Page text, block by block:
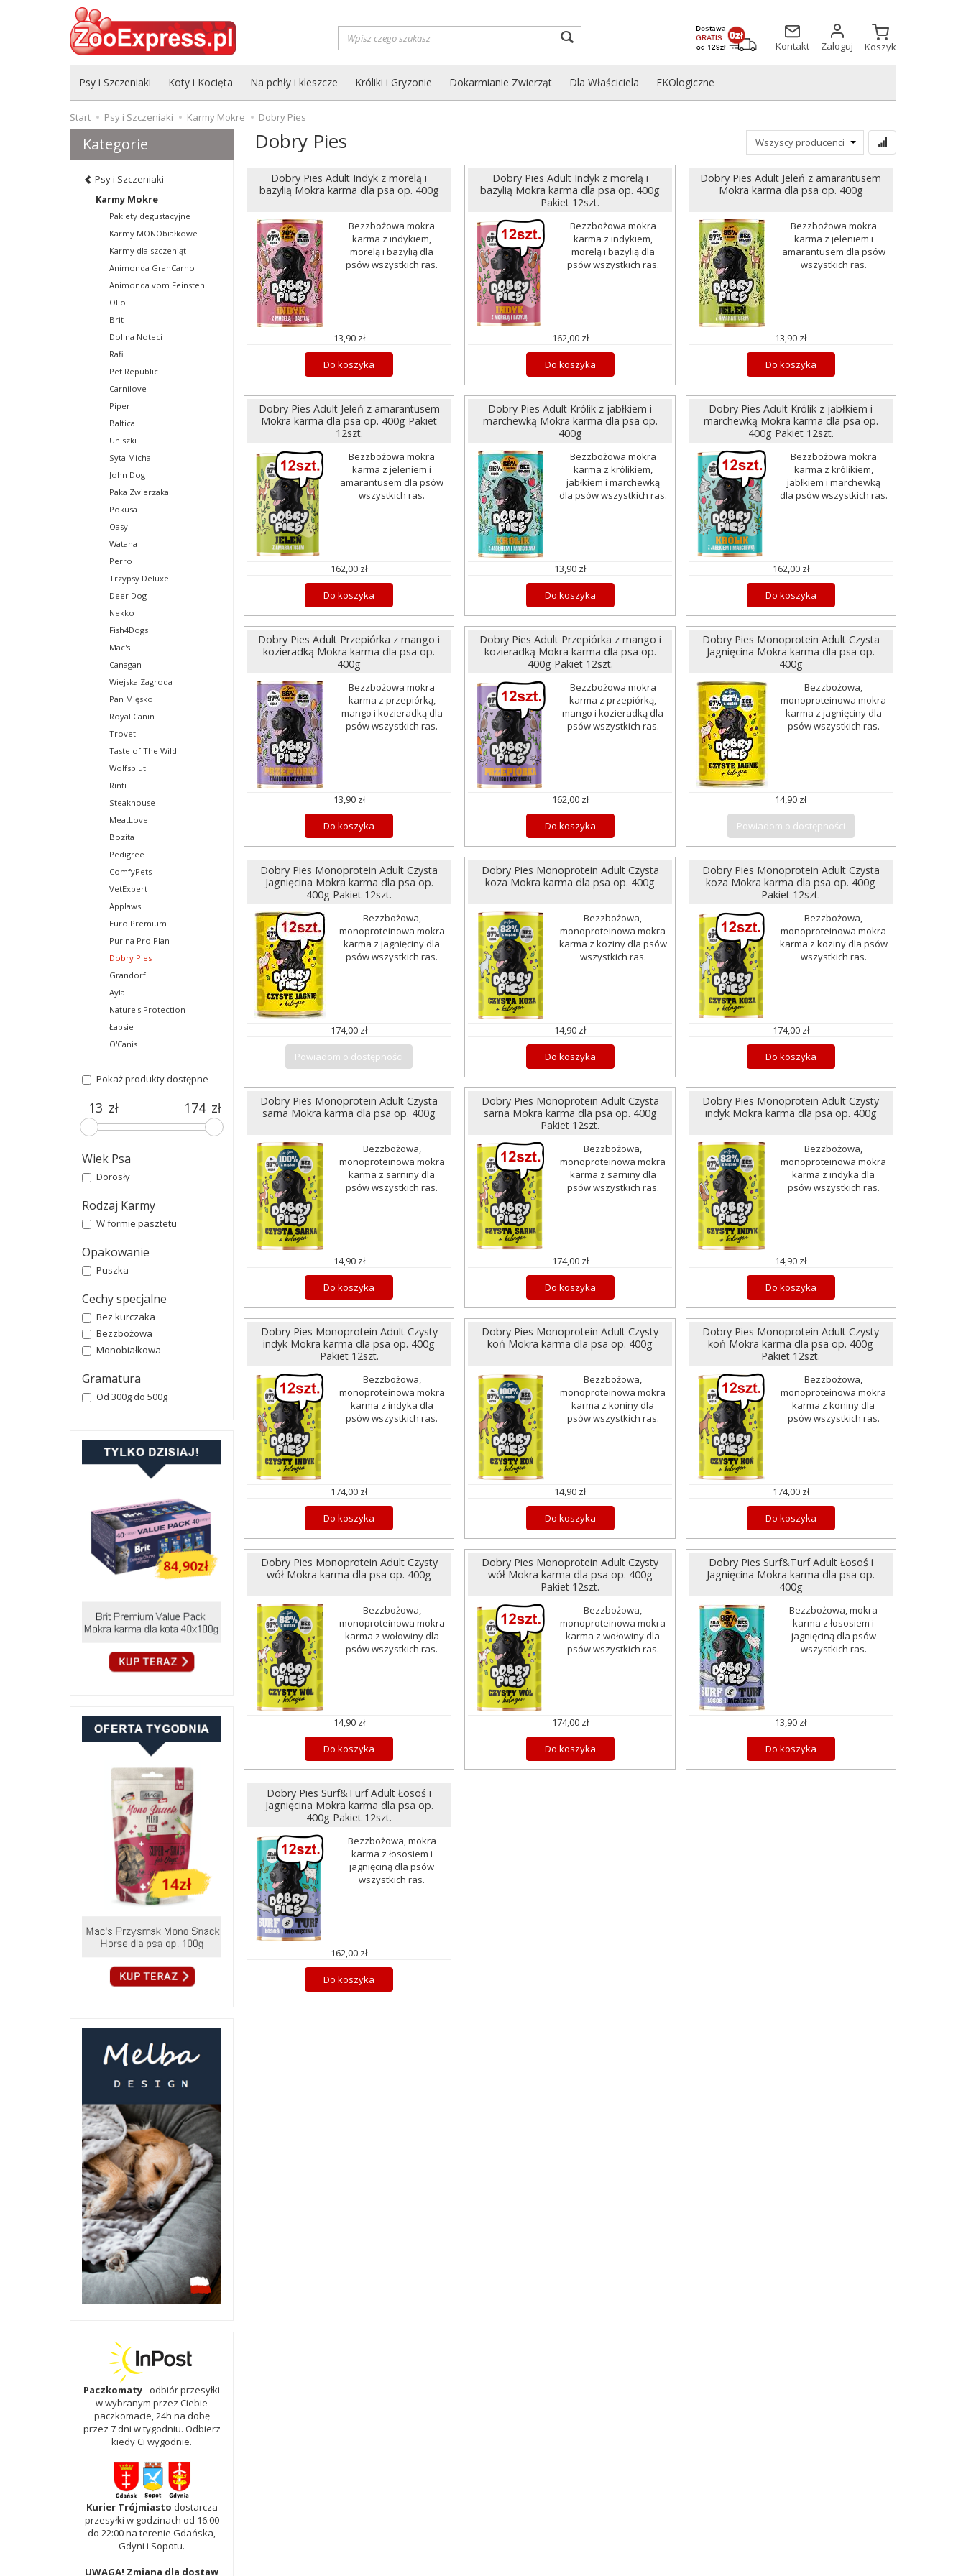
Kontakt
Zaloguj Koszyk
Psy i Szczeniaki Koty i Kocięta Na pchły i kleszcze Króliki i Gryzonie Dokarmianie Zwierząt Dla Właściciela EKOlogiczne
Start Psy i Szczeniaki Karmy Mokre Dobry Pies
Dobry Pies
Dobry Pies Adult Indyk z morelą i
bazylią Mokra karma dla psa op. 400g
Bezzbożowa mokra
karma z indykiem,
morelą i bazylią dla
psów wszystkich ras.
13,90 zł
Do koszyka
Dobry Pies Adult Indyk z morelą i
bazylią Mokra karma dla psa op. 400g
Pakiet 12szt.
Bezzbożowa mokra
karma z indykiem,
morelą i bazylią dla
psów wszystkich ras.
162,00 zł
Do koszyka
Dobry Pies Adult Jeleń z amarantusem
Mokra karma dla psa op. 400g
Bezzbożowa mokra
karma z jeleniem i
amarantusem dla psów
wszystkich ras.
13,90 zł
Do koszyka
Dobry Pies Adult Jeleń z amarantusem
Mokra karma dla psa op. 400g Pakiet
12szt.
Bezzbożowa mokra
karma z jeleniem i
amarantusem dla psów
wszystkich ras.
162,00 zł
Do koszyka
Dobry Pies Adult Królik z jabłkiem i
marchewką Mokra karma dla psa op.
400g
Bezzbożowa mokra
karma z królikiem,
jabłkiem i marchewką
dla psów wszystkich ras.
13,90 zł
Do koszyka
Dobry Pies Adult Królik z jabłkiem i
marchewką Mokra karma dla psa op.
400g Pakiet 12szt.
Bezzbożowa mokra
karma z królikiem,
jabłkiem i marchewką
dla psów wszystkich ras.
162,00 zł
Do koszyka
Dobry Pies Adult Przepiórka z mango i
kozieradką Mokra karma dla psa op.
400g
Bezzbożowa mokra
karma z przepiórką,
mango i kozieradką dla
psów wszystkich ras.
13,90 zł
Do koszyka
Dobry Pies Adult Przepiórka z mango i
kozieradką Mokra karma dla psa op.
400g Pakiet 12szt.
Bezzbożowa mokra
karma z przepiórką,
mango i kozieradką dla
psów wszystkich ras.
162,00 zł
Do koszyka
Dobry Pies Monoprotein Adult Czysta
Jagnięcina Mokra karma dla psa op.
400g
Bezzbożowa,
monoproteinowa mokra
karma z jagnięciny dla
psów wszystkich ras.
14,90 zł
Powiadom o dostępności
Dobry Pies Monoprotein Adult Czysta
Jagnięcina Mokra karma dla psa op.
400g Pakiet 12szt.
Bezzbożowa,
monoproteinowa mokra
karma z jagnięciny dla
psów wszystkich ras.
174,00 zł
Powiadom o dostępności
Dobry Pies Monoprotein Adult Czysta
koza Mokra karma dla psa op. 400g
Bezzbożowa,
monoproteinowa mokra
karma z koziny dla psów
wszystkich ras.
14,90 zł
Do koszyka
Dobry Pies Monoprotein Adult Czysta
koza Mokra karma dla psa op. 400g
Pakiet 12szt.
Bezzbożowa,
monoproteinowa mokra
karma z koziny dla psów
wszystkich ras.
174,00 zł
Do koszyka
Dobry Pies Monoprotein Adult Czysta
sarna Mokra karma dla psa op. 400g
Bezzbożowa,
monoproteinowa mokra
karma z sarniny dla
psów wszystkich ras.
14,90 zł
Do koszyka
Dobry Pies Monoprotein Adult Czysta
sarna Mokra karma dla psa op. 400g
Pakiet 12szt.
Bezzbożowa,
monoproteinowa mokra
karma z sarniny dla
psów wszystkich ras.
174,00 zł
Do koszyka
Dobry Pies Monoprotein Adult Czysty
indyk Mokra karma dla psa op. 400g
Bezzbożowa,
monoproteinowa mokra
karma z indyka dla
psów wszystkich ras.
14,90 zł
Do koszyka
Dobry Pies Monoprotein Adult Czysty
indyk Mokra karma dla psa op. 400g
Pakiet 12szt.
Bezzbożowa,
monoproteinowa mokra
karma z indyka dla
psów wszystkich ras.
174,00 zł
Do koszyka
Dobry Pies Monoprotein Adult Czysty
koń Mokra karma dla psa op. 400g
Bezzbożowa,
monoproteinowa mokra
karma z koniny dla
psów wszystkich ras.
14,90 zł
Do koszyka
Dobry Pies Monoprotein Adult Czysty
koń Mokra karma dla psa op. 400g
Pakiet 12szt.
Bezzbożowa,
monoproteinowa mokra
karma z koniny dla
psów wszystkich ras.
174,00 zł
Do koszyka
Dobry Pies Monoprotein Adult Czysty
wół Mokra karma dla psa op. 400g
Bezzbożowa,
monoproteinowa mokra
karma z wołowiny dla
psów wszystkich ras.
14,90 zł
Do koszyka
Dobry Pies Monoprotein Adult Czysty
wół Mokra karma dla psa op. 400g
Pakiet 12szt.
Bezzbożowa,
monoproteinowa mokra
karma z wołowiny dla
psów wszystkich ras.
174,00 zł
Do koszyka
Dobry Pies Surf&Turf Adult Łosoś i
Jagnięcina Mokra karma dla psa op.
400g
Bezzbożowa, mokra
karma z łososiem i
jagnięciną dla psów
wszystkich ras.
13,90 zł
Do koszyka
Dobry Pies Surf&Turf Adult Łosoś i
Jagnięcina Mokra karma dla psa op.
400g Pakiet 12szt.
Bezzbożowa, mokra
karma z łososiem i
jagnięciną dla psów
wszystkich ras.
162,00 zł
Do koszyka
Kategorie
Psy i Szczeniaki
Karmy Mokre
Pakiety degustacyjne
Karmy MONObiałkowe
Karmy dla szczeniąt
Animonda GranCarno
Animonda vom Feinsten
Ollo
Brit
Dolina Noteci
Rafi
Pet Republic
Carnilove
Piper
Baltica
Uniszki
Syta Micha
John Dog
Paka Zwierzaka
Pokusa
Oasy
Wataha
Perro
Trzypsy Deluxe
Deer Dog
Nekko
Fish4Dogs
Mac's
Canagan
Wiejska Zagroda
Pan Mięsko
Royal Canin
Trovet
Taste of The Wild
Wolfsblut
Rinti
Steakhouse
MeatLove
Bozita
Pedigree
ComfyPets
VetExpert
Applaws
Euro Premium
Purina Pro Plan
Dobry Pies
Grandorf
Ayla
Nature's Protection
Łapsie
O'Canis
Pokaż produkty dostępne
zł zł
Wiek Psa
Dorosły
Rodzaj Karmy
W formie pasztetu
Opakowanie
Puszka
Cechy specjalne
Bez kurczaka
Bezzbożowa
Monobiałkowa
Gramatura
Od 300g do 500g
Paczkomaty- odbiór przesyłki
w wybranym przez Ciebie
paczkomacie, 24h na dobę
przez 7 dni w tygodniu. Odbierz
kiedy Ci wygodnie.
Kurier Trójmiasto dostarcza
przesyłki w godzinach od 16:00
do 22:00 na terenie Gdańska,
Gdyni i Sopotu.
UWAGA! Zmiana dla dostaw